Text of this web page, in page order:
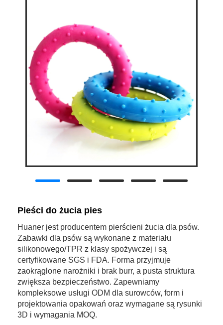
Pieści do żucia pies
Huaner jest producentem pierścieni żucia dla psów.
Zabawki dla psów są wykonane z materiału
silikonowego/TPR z klasy spożywczej i są
certyfikowane SGS i FDA. Forma przyjmuje
zaokrąglone narożniki i brak burr, a pusta struktura
zwiększa bezpieczeństwo. Zapewniamy
kompleksowe usługi ODM dla surowców, form i
projektowania opakowań oraz wymagane są rysunki
3D i wymagania MOQ.